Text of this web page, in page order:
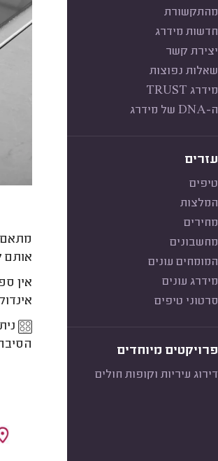
מהתקשורת
חדשות מידרג
יצירת קשר
שאלות נפוצות
מידרג TRUST
ה-DNA של מידרג
עזרים
טיפים
המלצות
מחירים
מחשבונים
המומחים עונים
מידרג עונים
סרטוני טיפים
פרויקטים מיוחדים
דירוג עיריות וקופות חולים
מתאם
אותם
אין